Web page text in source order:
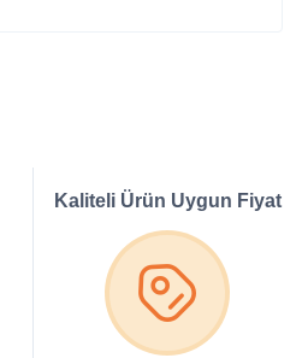
Kaliteli Ürün Uygun Fiyat